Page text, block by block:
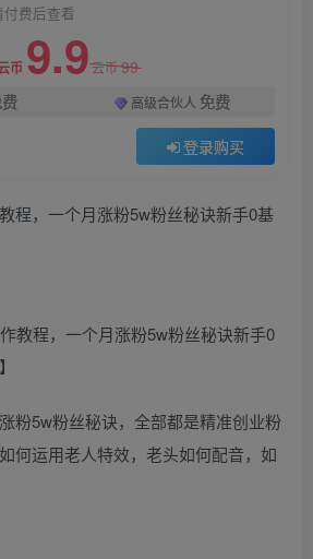
费后查看
币 9.9云币99
高级合伙人 免费
登录购买
程，一个月涨粉5w粉丝秘诀新手0基
粉5w粉丝秘诀，全部都是精准创业粉
何运用老人特效，老头如何配音，如